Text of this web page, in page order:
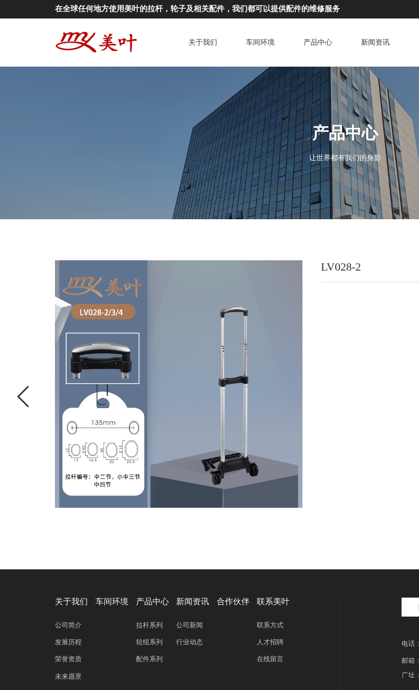
在全球任何地方使用美叶的拉杆，轮子及相关配件，我们都可以提供配件的维修服务
关于我们 车间环境 产品中心 新闻资讯
产品中心
让世界都有我们的身影
LV028-2
关于我们
公司简介
发展历程
荣誉资质
未来愿景
车间环境 产品中心
拉杆系列
轮组系列
配件系列
新闻资讯
公司新闻
行业动态
合作伙伴 联系美叶
联系方式
人才招聘
在线留言
电话：
邮箱
广址